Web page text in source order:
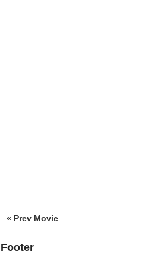
« Prev Movie
Footer